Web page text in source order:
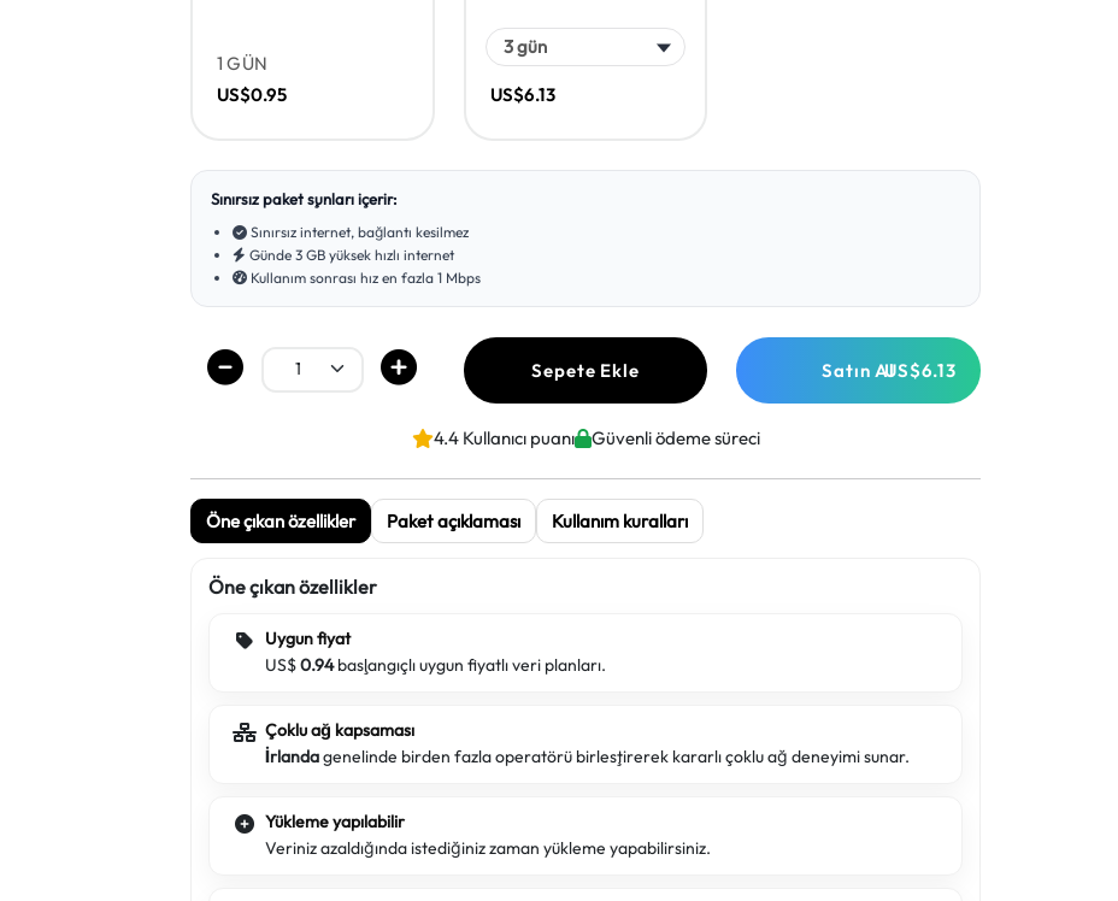
1 GÜN
US$0.95
US$6.13
Sınırsız paket şunları içerir:
Sınırsız internet, bağlantı kesilmez
Günde 3 GB yüksek hızlı internet
Kullanım sonrası hız en fazla 1 Mbps
Sepete Ekle Satın AlUS$6.13
4.4 Kullanıcı puanı Güvenli ödeme süreci
Öne çıkan özellikler Paket açıklaması Kullanım kuralları
Öne çıkan özellikler
Uygun fiyat
US$0.94başlangıçlı uygun fiyatlı veri planları.
Çoklu ağ kapsaması
İrlandagenelinde birden fazla operatörü birleştirerek kararlı çoklu ağ deneyimi sunar.
Yükleme yapılabilir
Veriniz azaldığında istediğiniz zaman yükleme yapabilirsiniz.